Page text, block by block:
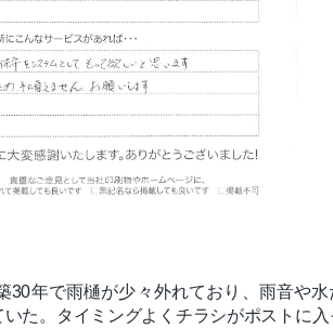
30年で雨樋が少々外れており、雨音や水
いた。タイミングよくチラシがポストに入